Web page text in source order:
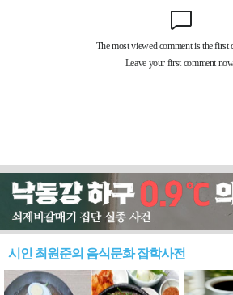
시인 최원준의 음식문화 잡학사전